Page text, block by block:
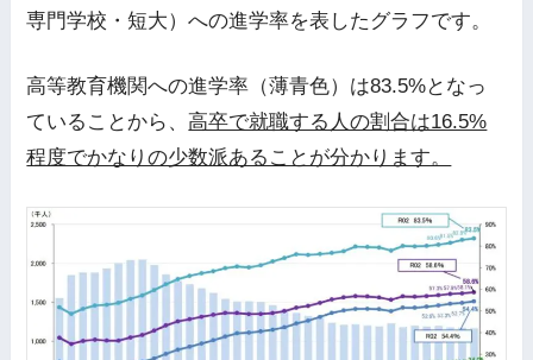
専門学校・短大）への進学率を表したグラフです。
高等教育機関への進学率（薄青色）は83.5%となっ
ていることから、 高卒で就職する人の割合は16.5%
程度でかなりの少数派あることが分かります。